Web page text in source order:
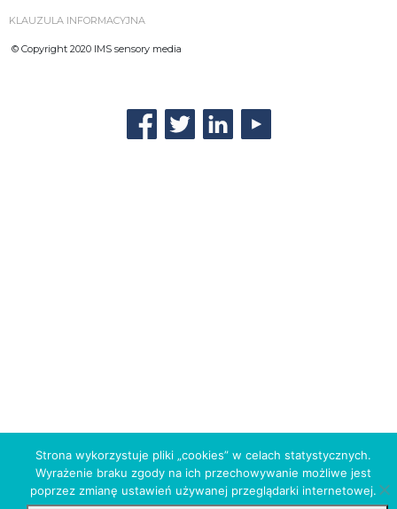
KLAUZULA INFORMACYJNA
© Copyright 2020 IMS sensory media
Strona wykorzystuje pliki „cookies” w celach statystycznych.
Wyrażenie braku zgody na ich przechowywanie możliwe jest
poprzez zmianę ustawień używanej przeglądarki internetowej.